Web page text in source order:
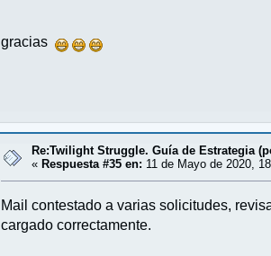
gracias
Re:Twilight Struggle. Guía de Estrategia
« Respuesta #35 en: 11 de Mayo de 2020,
Mail contestado a varias solicitudes,
cargado correctamente.